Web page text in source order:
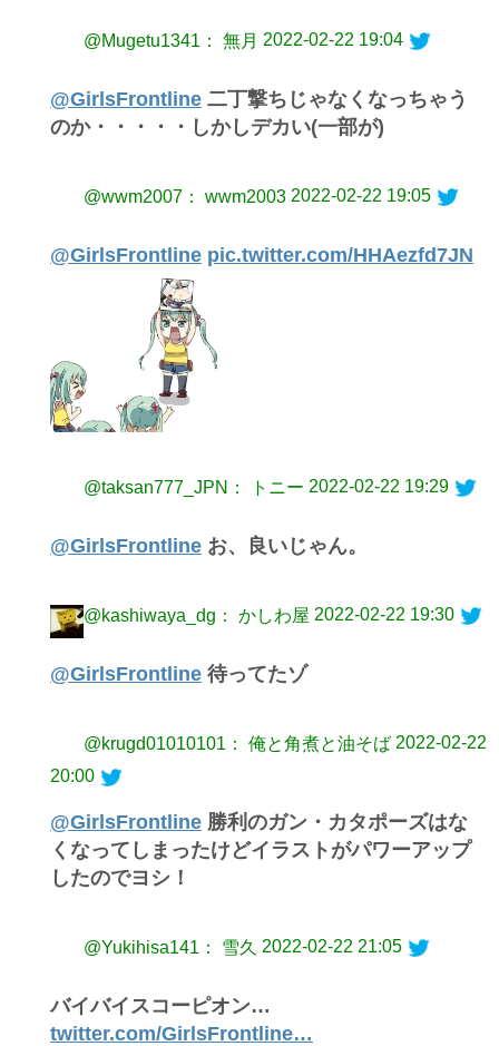
@Mugetu1341： 無月 2022-02-22 19:04
@GirlsFrontline 二丁撃ちじゃなくなっちゃう
のか・・・・・しかしデカい(一部が)
@wwm2007： wwm2003 2022-02-22 19:05
@GirlsFrontline pic.twitter.com/HHAezfd7JN
@taksan777_JPN： トニー 2022-02-22 19:29
@GirlsFrontline お、良いじゃん。
@kashiwaya_dg： かしわ屋 2022-02-22 19:30
@GirlsFrontline 待ってたゾ
@krugd01010101： 俺と角煮と油そば 2022-02-22
20:00
@GirlsFrontline 勝利のガン・カタポーズはな
くなってしまったけどイラストがパワーアップ
したのでヨシ！
@Yukihisa141： 雪久 2022-02-22 21:05
バイバイスコーピオン…
twitter.com/GirlsFrontline…